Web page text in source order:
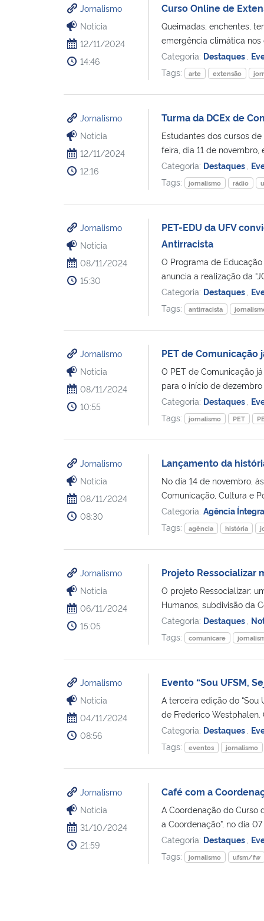
Jornalismo
Notícia
12/11/2024
14:46
Curso Online de
Queimadas, enchentes,
emergência climática nos
Categoria: Destaques
Tags:
arte extensão
Jornalismo
Notícia
12/11/2024
12:16
Turma da DCEx de
Estudantes dos cursos
feira, dia 11 de novembro,
Categoria: Destaques
Tags:
jornalismo rádio
Jornalismo
Notícia
08/11/2024
15:30
PET-EDU da UFV
Antirracista
O Programa de
anuncia a realização da
Categoria: Destaques
Tags:
antirracista
Jornalismo
Notícia
08/11/2024
10:55
PET de Comunicação
O PET de Comunicação
para o início de
Categoria: Destaques
Tags:
jornalismo PET
Jornalismo
Notícia
08/11/2024
08:30
Lançamento da
No dia 14 de novembro,
Comunicação, Cultura e
Categoria: Agência
Tags:
agência história
Jornalismo
Notícia
06/11/2024
15:05
Projeto Ressocializar
O projeto Ressocializar:
Humanos, subdivisão da
Categoria: Destaques
Tags:
comunicare
Jornalismo
Notícia
04/11/2024
08:56
Evento “Sou UFSM,
A terceira edição do
de Frederico Westphalen.
Categoria: Destaques
Tags:
eventos jornalismo
Jornalismo
Notícia
31/10/2024
21:59
Café com a
A Coordenação do Curso
a Coordenação”, no dia 07
Categoria: Destaques
Tags:
jornalismo ufsm/fw